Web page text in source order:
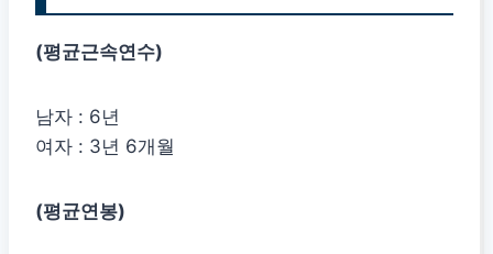
(평균근속연수)
남자 : 6년
여자 : 3년 6개월
(평균연봉)